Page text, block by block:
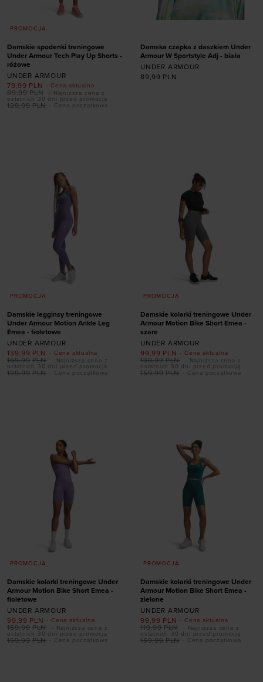
PROMOCJA
Damskie spodenki treningowe
Under Armour Tech Play Up Shorts -
różowe
UNDER ARMOUR
- Cena aktualna
79,99 PLN
- Cena początkowa
129,99 PLN
89,99 PLN
- Najniższa cena z
ostatnich 30 dni przed promocją
Damska czapka z daszkiem Under
Armour W Sportstyle Adj - biała
UNDER ARMOUR
89,99 PLN
PROMOCJA
Damskie legginsy treningowe
Under Armour Motion Ankle Leg
Emea - fioletowe
UNDER ARMOUR
- Cena aktualna
139,99 PLN
- Cena początkowa
199,99 PLN
159,99 PLN
- Najniższa cena z
ostatnich 30 dni przed promocją
PROMOCJA
Damskie kolarki treningowe Under
Armour Motion Bike Short Emea -
szare
UNDER ARMOUR
- Cena aktualna
99,99 PLN
- Cena początkowa
159,99 PLN
139,99 PLN
- Najniższa cena z
ostatnich 30 dni przed promocją
PROMOCJA
Damskie kolarki treningowe Under
Armour Motion Bike Short Emea -
fioletowe
UNDER ARMOUR
- Cena aktualna
99,99 PLN
- Cena początkowa
159,99 PLN
159,99 PLN
- Najniższa cena z
ostatnich 30 dni przed promocją
PROMOCJA
Damskie kolarki treningowe Under
Armour Motion Bike Short Emea -
zielone
UNDER ARMOUR
- Cena aktualna
99,99 PLN
- Cena początkowa
159,99 PLN
119,99 PLN
- Najniższa cena z
ostatnich 30 dni przed promocją